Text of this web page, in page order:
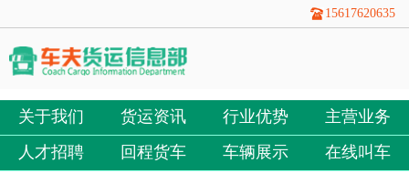
15617620635
关于我们 货运资讯 行业优势
主营业务
人才招聘
回程货车 车辆展示 在线叫车